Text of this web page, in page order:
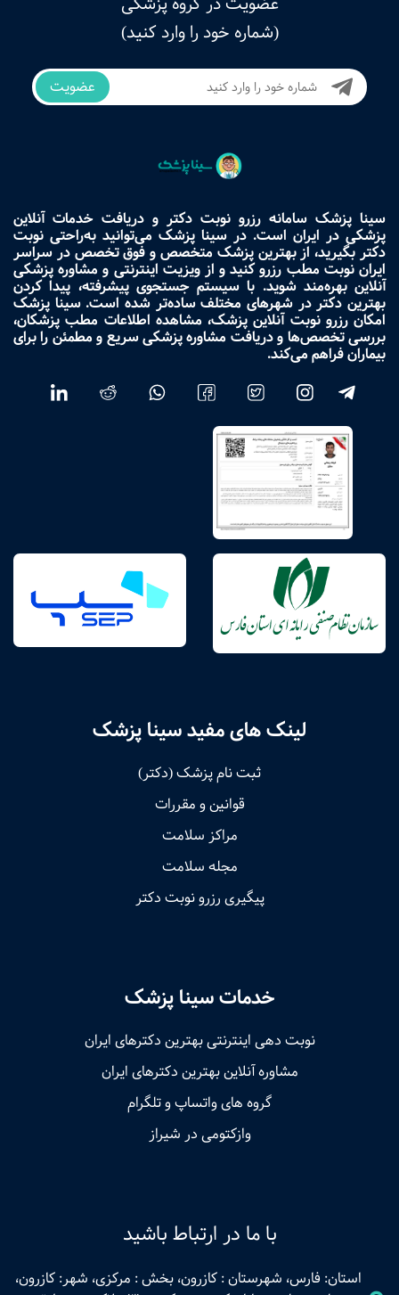
(شماره خود را وارد کنید)
عضویت
سینا پزشک سامانه رزرو نوبت دکتر و دریافت خدمات آنلاین
پزشکی در ایران است. در سینا پزشک می‌توانید به‌راحتی نوبت
دکتر بگیرید، از بهترین پزشک متخصص و فوق تخصص در سراسر
ایران نوبت مطب رزرو کنید و از ویزیت اینترنتی و مشاوره پزشکی
آنلاین بهره‌مند شوید. با سیستم جستجوی پیشرفته، پیدا کردن
بهترین دکتر در شهرهای مختلف ساده‌تر شده است. سینا پزشک
امکان رزرو نوبت آنلاین پزشک، مشاهده اطلاعات مطب پزشکان،
بررسی تخصص‌ها و دریافت مشاوره پزشکی سریع و مطمئن را برای
بیماران فراهم می‌کند.
لینک های مفید سینا پزشک
ثبت نام پزشک (دکتر)
قوانین و مقررات
مراکز سلامت
مجله سلامت
پیگیری رزرو نوبت دکتر
خدمات سینا پزشک
نوبت‌ دهی اینترنتی بهترین دکترهای ایران
مشاوره آنلاین بهترین دکترهای ایران
گروه های واتساپ و تلگرام
وازکتومی در شیراز
با ما در ارتباط باشید
استان: فارس، شهرستان : کازرون، بخش : مرکزی، شهر: کازرون،